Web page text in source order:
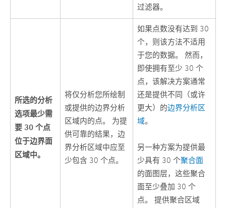
过滤器。
所选的分析
选项最少需
要 30 个点
位于边界面
区域中。
将仅分析您所绘制
或提供的边界分析
区域内的点。 为提
供可靠的结果，边
界分析区域中应至
少包含 30 个点。
如果点数没有达到 30
个，则该方法不适用
于您的数据。 然而，
即使拥有至少 30 个
点，该解决方案通常
还是提供不同（或许
更大）的边界分析区
域。
另一种方案为提供最
少具有 30 个聚合面
的面图层，这些聚合
面至少叠加 30 个
点。 提供聚合区域